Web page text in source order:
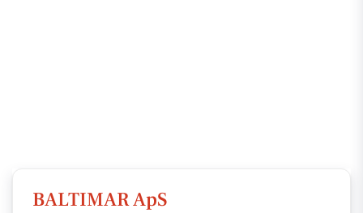
BALTIMAR ApS